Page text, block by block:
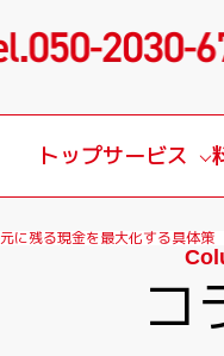
トップサービス
課題別サービ
に残る現金を最大化する具体策
コ